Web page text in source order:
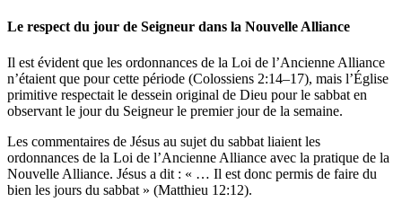
Le respect du jour de Seigneur dans la Nouvelle Alliance
Il est évident que les ordonnances de la Loi de l’Ancienne Alliance
n’étaient que pour cette période (Colossiens 2:14–17), mais l’Église
primitive respectait le dessein original de Dieu pour le sabbat en
observant le jour du Seigneur le premier jour de la semaine.
Les commentaires de Jésus au sujet du sabbat liaient les
ordonnances de la Loi de l’Ancienne Alliance avec la pratique de la
Nouvelle Alliance. Jésus a dit : « … Il est donc permis de faire du
bien les jours du sabbat » (Matthieu 12:12).